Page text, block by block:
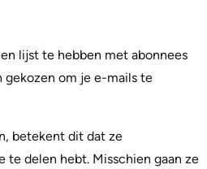
lijst te hebben met abonnees
gekozen om je e-mails te
betekent dit dat ze
te delen hebt. Misschien gaan ze